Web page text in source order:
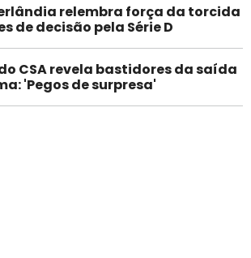
relembra força da torcida
de decisão pela Série D
CSA revela bastidores da saída
'Pegos de surpresa'